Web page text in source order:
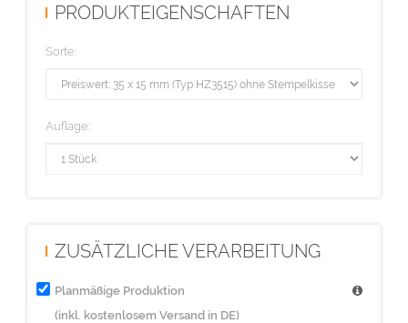
PRODUKTEIGENSCHAFTEN
Sorte:
Auflage:
ZUSÄTZLICHE VERARBEITUNG
Planmäßige Produktion
(inkl. kostenlosem Versand in DE)